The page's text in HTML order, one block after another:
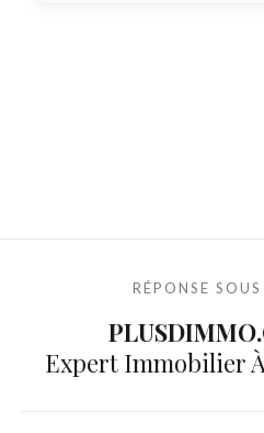
RÉPONSE
Expert Immobilier